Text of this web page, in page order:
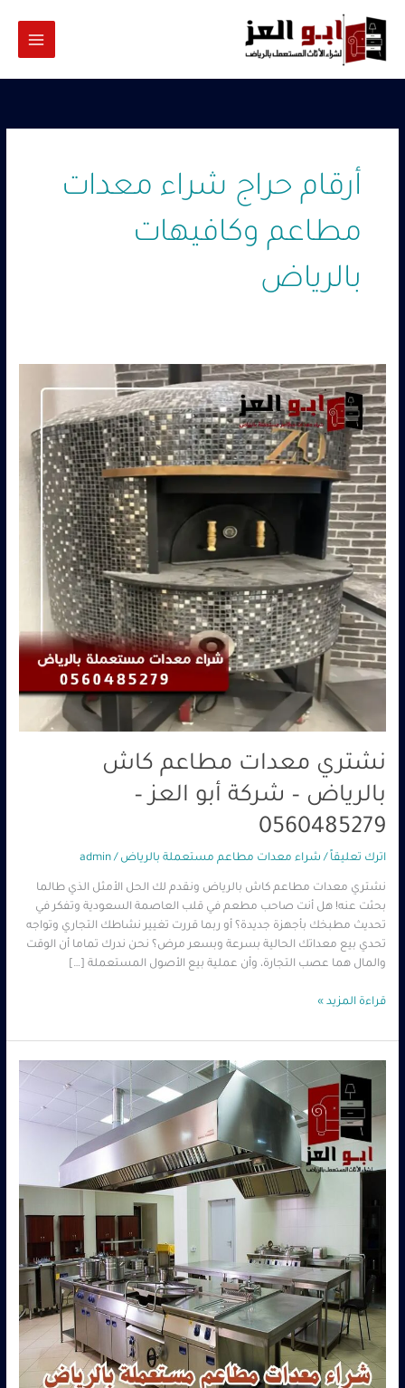
المحتوى
أرقام حراج شراء معدات
مطاعم وكافيهات
بالرياض
نشتري معدات مطاعم كاش
بالرياض – شركة أبو العز –
0560485279
اترك تعليقاً / شراء معدات مطاعم مستعملة بالرياض /
admin
نشتري معدات مطاعم كاش بالرياض ونقدم لك الحل الأمثل الذي طالما
بحثت عنه! هل أنت صاحب مطعم في قلب العاصمة السعودية وتفكر في
تحديث مطبخك بأجهزة جديدة؟ أو ربما قررت تغيير نشاطك التجاري وتواجه
تحدي بيع معداتك الحالية بسرعة وبسعر مرض؟ نحن ندرك تماما أن الوقت
والمال هما عصب التجارة، وأن عملية بيع الأصول المستعملة […]
نشتري
معدات
مطاعم
كاش
بالرياض
–
شركة
أبو
العز
–
0560485279
قراءة المزيد »
معدات
مطاعم
مستعمله
بالرياض
حي
الرمال
0560485279
ابو
العز